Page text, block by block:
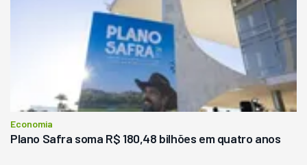
Economia
Plano Safra soma R$ 180,48 bilhões em quatro anos